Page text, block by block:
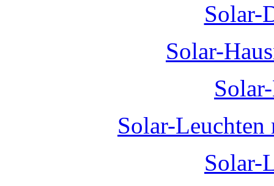
Solar-
Solar-
Solar-Leuchten
Solar-